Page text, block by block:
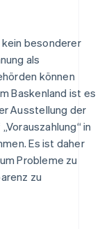
besonderer
als
können
Baskenland ist es
Ausstellung der
in
Es ist daher
Probleme zu
zu